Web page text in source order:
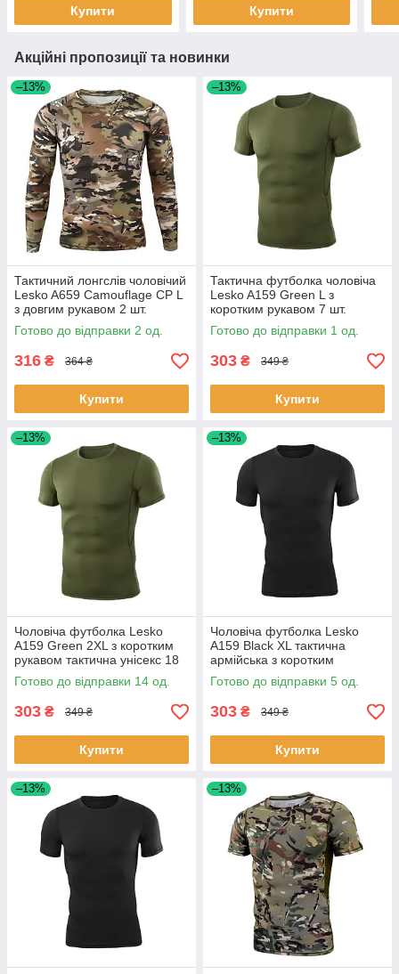
Купити Купити
Акційні пропозиції та новинки
–13%
Тактичний лонгслів чоловічий
Lesko A659 Camouflage CP L
з довгим рукавом 2 шт.
Готово до відправки 2 од.
316 ₴ 364 ₴
Купити
–13%
Тактична футболка чоловіча
Lesko A159 Green L з
коротким рукавом 7 шт.
Готово до відправки 1 од.
303 ₴ 349 ₴
Купити
–13%
Чоловіча футболка Lesko
A159 Green 2XL з коротким
рукавом тактична унісекс 18
шт.
Готово до відправки 14 од.
303 ₴ 349 ₴
Купити
–13%
Чоловіча футболка Lesko
A159 Black XL тактична
армійська з коротким
рукавом 7 шт.
Готово до відправки 5 од.
303 ₴ 349 ₴
Купити
–13% –13%